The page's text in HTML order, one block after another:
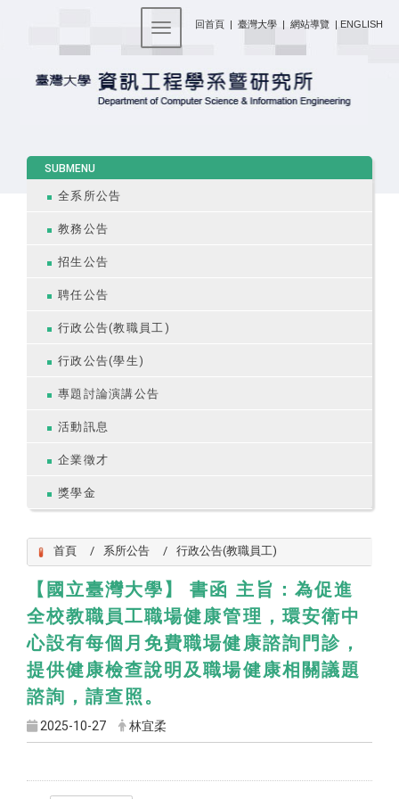
回首頁 | 臺灣大學 | 網站導覽 | ENGLISH
Toggle navigation
SUBMENU
全系所公告
教務公告
招生公告
聘任公告
行政公告(教職員工)
行政公告(學生)
專題討論演講公告
活動訊息
企業徵才
獎學金
首頁 系所公告 行政公告(教職員工)
【國立臺灣大學】 書函 主旨：為促進
全校教職員工職場健康管理，環安衛中
心設有每個月免費職場健康諮詢門診，
提供健康檢查說明及職場健康相關議題
諮詢，請查照。
2025-10-27 林宜柔